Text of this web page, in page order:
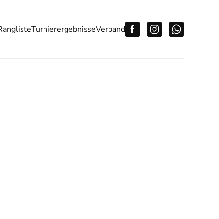
TurnierergebnisseVerband